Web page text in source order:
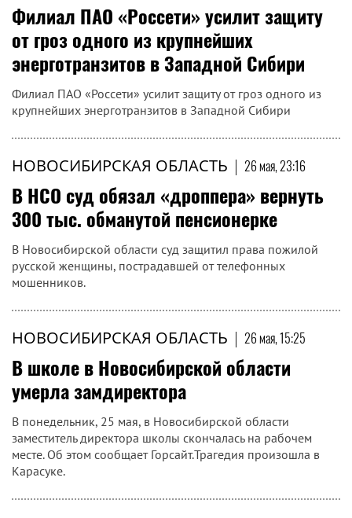
Филиал ПАО «Россети» усилит защиту
от гроз одного из крупнейших
энерготранзитов в Западной Сибири
Филиал ПАО «Россети» усилит защиту от гроз одного из
крупнейших энерготранзитов в Западной Сибири
НОВОСИБИРСКАЯ ОБЛАСТЬ | 26 мая, 23:16
В НСО суд обязал «дроппера» вернуть
300 тыс. обманутой пенсионерке
В Новосибирской области суд защитил права пожилой
русской женщины, пострадавшей от телефонных
мошенников.
НОВОСИБИРСКАЯ ОБЛАСТЬ | 26 мая, 15:25
В школе в Новосибирской области
умерла замдиректора
В понедельник, 25 мая, в Новосибирской области
заместитель директора школы скончалась на рабочем
месте. Об этом сообщает Горсайт.Трагедия произошла в
Карасуке.